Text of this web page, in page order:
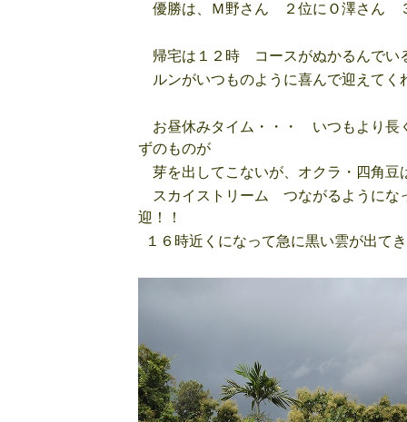
優勝は、Ｍ野さん ２位にＯ澤さん
帰宅は１２時 コースがぬかるんでい
ルンがいつものように喜んで迎えてく
お昼休みタイム・・・ いつもより長
ずのものが
芽を出してこないが、オクラ・四角豆
スカイストリーム つながるようにな
迎！！
１６時近くになって急に黒い雲が出て